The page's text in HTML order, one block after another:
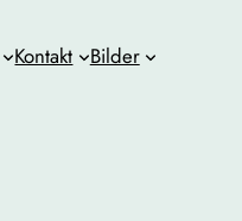
Kontakt Bilder